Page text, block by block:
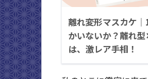
離れ変形マスカケ
かいないか？離れ
は、激レア手相！